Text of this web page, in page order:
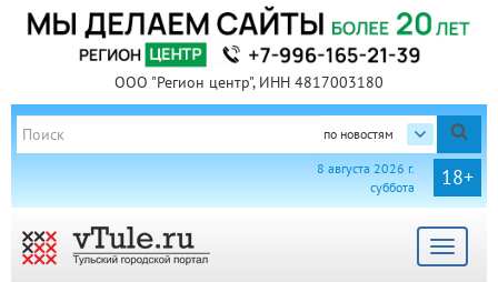
ООО "Регион центр", ИНН 4817003180
по новостям
18+
8 августа 2026 г.
суббота
Toggle